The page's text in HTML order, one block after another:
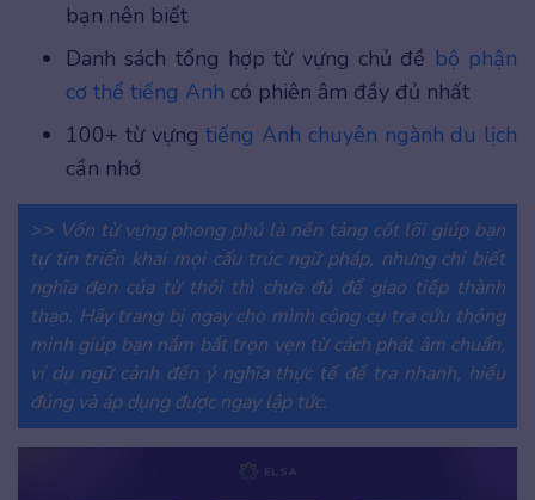
bạn nên biết
Danh sách tổng hợp từ vựng chủ đề bộ phận
cơ thể tiếng Anh có phiên âm đầy đủ nhất
100+ từ vựngtiếng Anh chuyên ngành du lịch
cần nhớ
>> Vốn từ vựng phong phú là nền tảng cốt lõi giúp bạn
tự tin triển khai mọi cấu trúc ngữ pháp, nhưng chỉ biết
nghĩa đen của từ thôi thì chưa đủ để giao tiếp thành
thạo. Hãy trang bị ngay cho mình công cụ tra cứu thông
minh giúp bạn nắm bắt trọn vẹn từ cách phát âm chuẩn,
ví dụ ngữ cảnh đến ý nghĩa thực tế để tra nhanh, hiểu
đúng và áp dụng được ngay lập tức.